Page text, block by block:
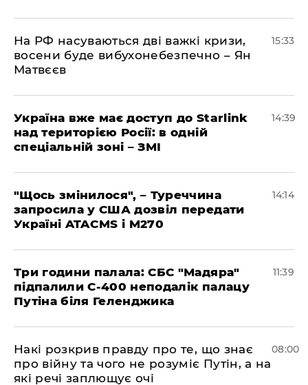
На РФ насуваються дві важкі кризи,
восени буде вибухонебезпечно – Ян
Матвєєв
15:33
Україна вже має доступ до Starlink
над територією Росії: в одній
спеціальній зоні – ЗМІ
14:39
"Щось змінилося", – Туреччина
запросила у США дозвіл передати
Україні ATACMS і M270
14:14
Три години палала: СБС "Мадяра"
підпалили С-400 неподалік палацу
Путіна біля Геленджика
11:39
Накі розкрив правду про те, що знає
про війну та чого не розуміє Путін, а на
які речі заплющує очі
08:00